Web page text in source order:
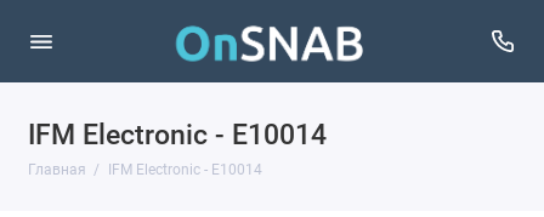
IFM Electronic - E10014
Главная IFM Electronic - E10014